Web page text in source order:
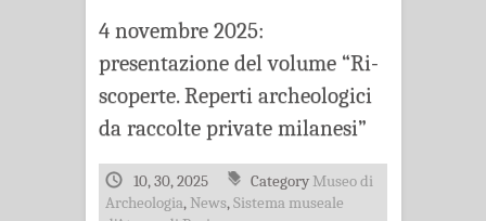
4 novembre 2025:
presentazione del volume “Ri-
scoperte. Reperti archeologici
da raccolte private milanesi”
10, 30, 2025 Category Museo di
Archeologia, News,Sistema museale